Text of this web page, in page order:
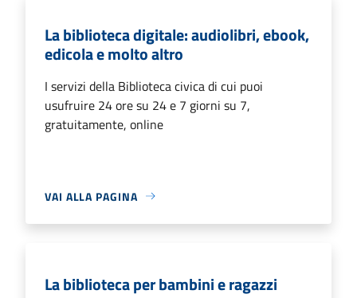
La biblioteca digitale: audiolibri, ebook,
edicola e molto altro
I servizi della Biblioteca civica di cui puoi
usufruire 24 ore su 24 e 7 giorni su 7,
gratuitamente, online
VAI ALLA PAGINA
La biblioteca per bambini e ragazzi